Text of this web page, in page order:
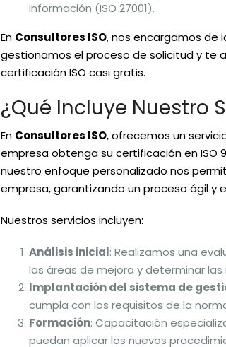
información (ISO 27001).
En Consultores ISO, nos encargamos de
gestionamos el proceso de solicitud y
certificación ISO casi gratis.
¿Qué Incluye Nuestro
En Consultores ISO, ofrecemos un
empresa obtenga su certificación en ISO
nuestro enfoque personalizado nos
empresa, garantizando un proceso ágil y
Nuestros servicios incluyen:
Análisis inicial: Realizamos una
las áreas de mejora y determinar
Implantación del sistema de
cumpla con los requisitos de la
Formación: Capacitación
puedan aplicar los nuevos